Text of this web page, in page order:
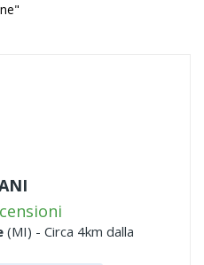
(MI) - Circa 4km dalla